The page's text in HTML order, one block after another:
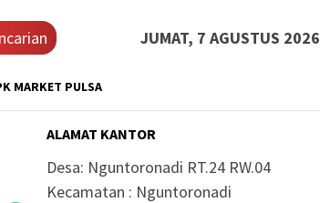
JUMAT, 7 AGUSTUS 2026
MARKET PULSA
ALAMAT KANTOR
Desa: Nguntoronadi RT.24 RW.04
Kecamatan : Nguntoronadi